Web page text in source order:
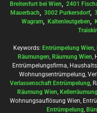
Breitenfurt bei Wien, 2401
Mauerbach, 3002 Purkersdorf,
Wagram, Kaltenleutgeben,
Keywords: Entrümpelung Wien,
Räumungen, Räumung Wien,
Entrümpelungsfirma,
Wohnungsentrümpelung,
Verlassenschaft Entrümpelung,
Räumung Wien,
Wohnungsauflösung Wien,
Entrümpelung,